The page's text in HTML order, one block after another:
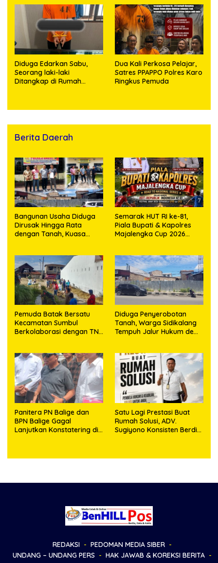
Ditangkap
Diduga Edarkan Sabu,
Seorang laki-laki
Ditangkap di Rumah
Dua Kali Perkosa Pelajar,
Satres PPAPPO Polres Karo
Ringkus Pemuda
Berita Daerah
Bangunan Usaha Diduga
Dirusak Hingga Rata
dengan Tanah, Kuasa
Tempuh Jalur Hukum
Semarak HUT RI ke-81,
Piala Bupati & Kapolres
Majalengka Cup 2026
Pemuda Batak Bersatu
Kecamatan Sumbul
Berkolaborasi dengan TNI
023/KS dan HUT Ke-81
Kemerdekaan RI
Diduga Penyerobotan
Tanah, Warga Sidikalang
Tempuh Jalur Hukum demi
Panitera PN Balige dan
BPN Balige Gagal
Lanjutkan Konstatering di
Satu Lagi Prestasi Buat
Rumah Solusi, ADV.
Sugiyono Konsisten Berdiri
REDAKSI
PEDOMAN MEDIA SIBER
UNDANG – UNDANG PERS
HAK JAWAB & KOREKSI BERITA